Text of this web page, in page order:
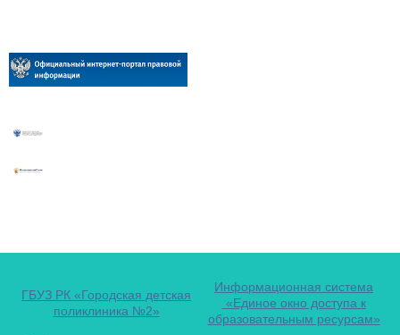
ГБУЗ РК «Городская детская
поликлиника №2»
Информационная система
«Единое окно доступа к
образовательным ресурсам»